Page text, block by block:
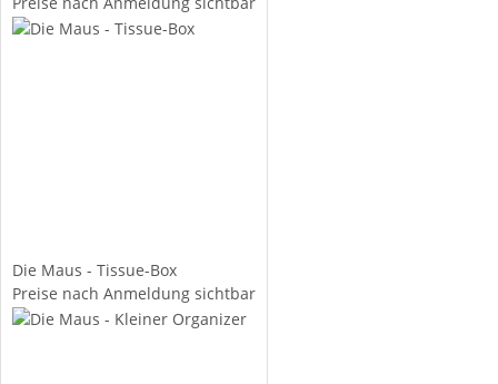
Die Maus - Tissue-Box
Preise nach Anmeldung sichtbar